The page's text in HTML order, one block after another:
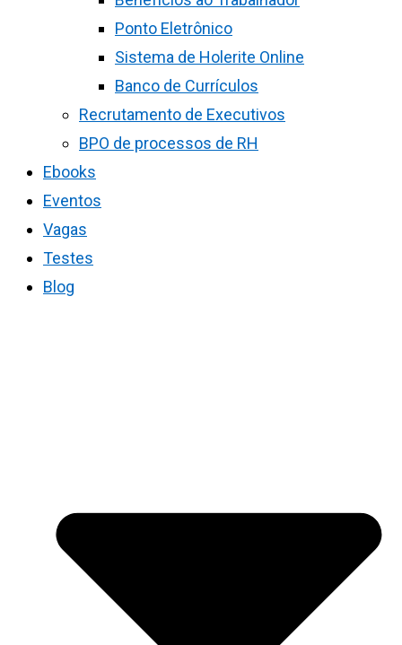
Ponto Eletrônico
Sistema de Holerite Online
Banco de Currículos
Recrutamento de Executivos
BPO de processos de RH
Ebooks
Eventos
Vagas
Testes
Blog